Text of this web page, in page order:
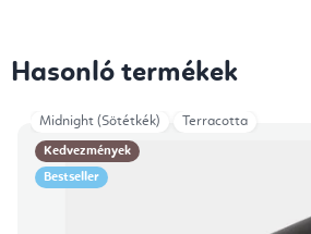
Hasonló termékek
Kedvezmények
Bestseller
Midnight (Sötétkék) Terracotta